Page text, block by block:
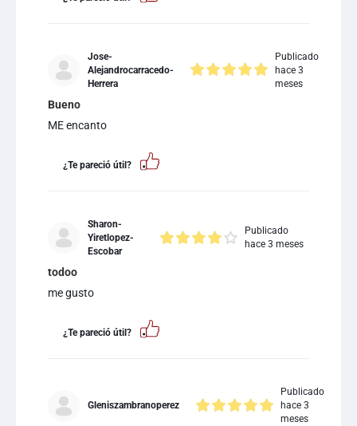
Jose-
Alejandrocarracedo-
Herrera
Publicado
hace 3
meses
Bueno
ME encanto
¿Te pareció útil?
Sharon-
Yiretlopez-
Escobar
Publicado
hace 3 meses
todoo
me gusto
¿Te pareció útil?
Gleniszambranoperez
Publicado
hace 3
meses